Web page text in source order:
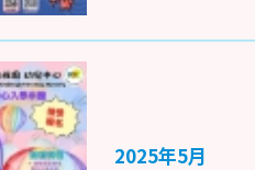
2025年5月